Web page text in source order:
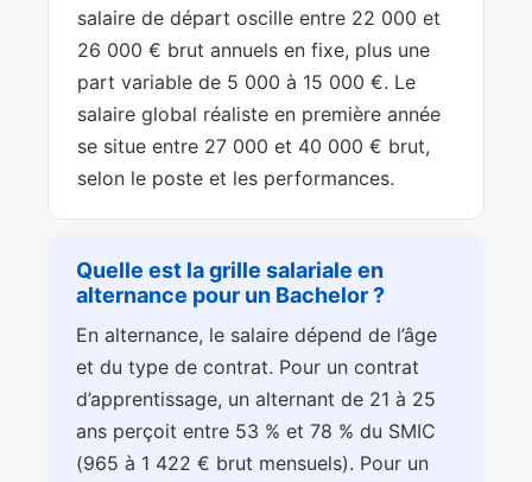
salaire de départ oscille entre 22 000 et
26 000 € brut annuels en fixe, plus une
part variable de 5 000 à 15 000 €. Le
salaire global réaliste en première année
se situe entre 27 000 et 40 000 € brut,
selon le poste et les performances.
Quelle est la grille salariale en
alternance pour un Bachelor ?
En alternance, le salaire dépend de l’âge
et du type de contrat. Pour un contrat
d’apprentissage, un alternant de 21 à 25
ans perçoit entre 53 % et 78 % du SMIC
(965 à 1 422 € brut mensuels). Pour un